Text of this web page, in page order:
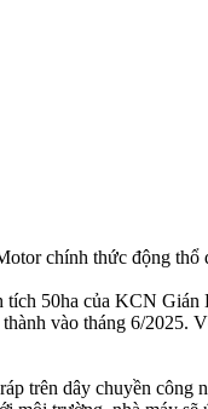
chính thức động
50ha của KCN
vào tháng 6/
trên dây chuyền